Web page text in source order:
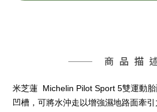
商品描
米芝蓮 Michelin Pilot Sport 5雙運動
凹槽，可將水沖走以增強濕地路面牽